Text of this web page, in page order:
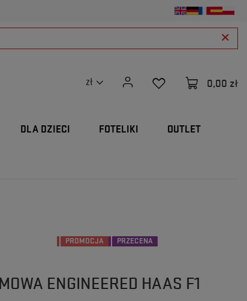
zł 0,00 zł
DLA DZIECI FOTELIKI OUTLET
PROMOCJA PRZECENA
ENGINEERED HAAS F1